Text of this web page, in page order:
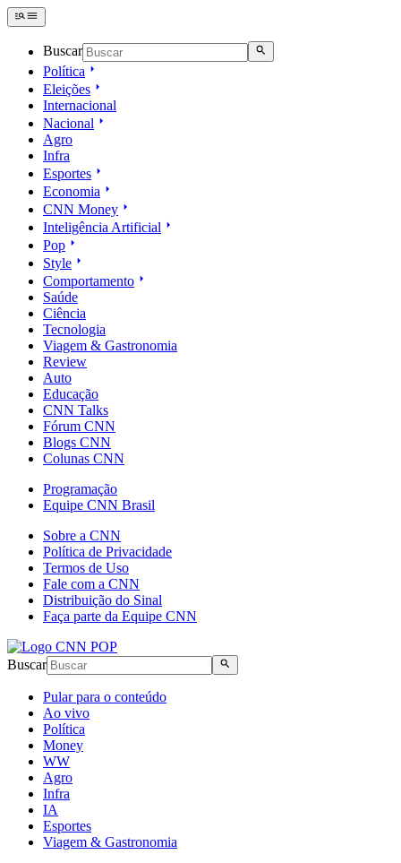
Buscar
Política
Eleições
Internacional
Nacional
Agro
Infra
Esportes
Economia
CNN Money
Inteligência Artificial
Pop
Style
Comportamento
Saúde
Ciência
Tecnologia
Viagem & Gastronomia
Review
Auto
Educação
CNN Talks
Fórum CNN
Blogs CNN
Colunas CNN
Programação
Equipe CNN Brasil
Sobre a CNN
Política de Privacidade
Termos de Uso
Fale com a CNN
Distribuição do Sinal
Faça parte da Equipe CNN
Buscar
Pular para o conteúdo
Ao vivo
Política
Money
WW
Agro
Infra
IA
Esportes
Viagem & Gastronomia